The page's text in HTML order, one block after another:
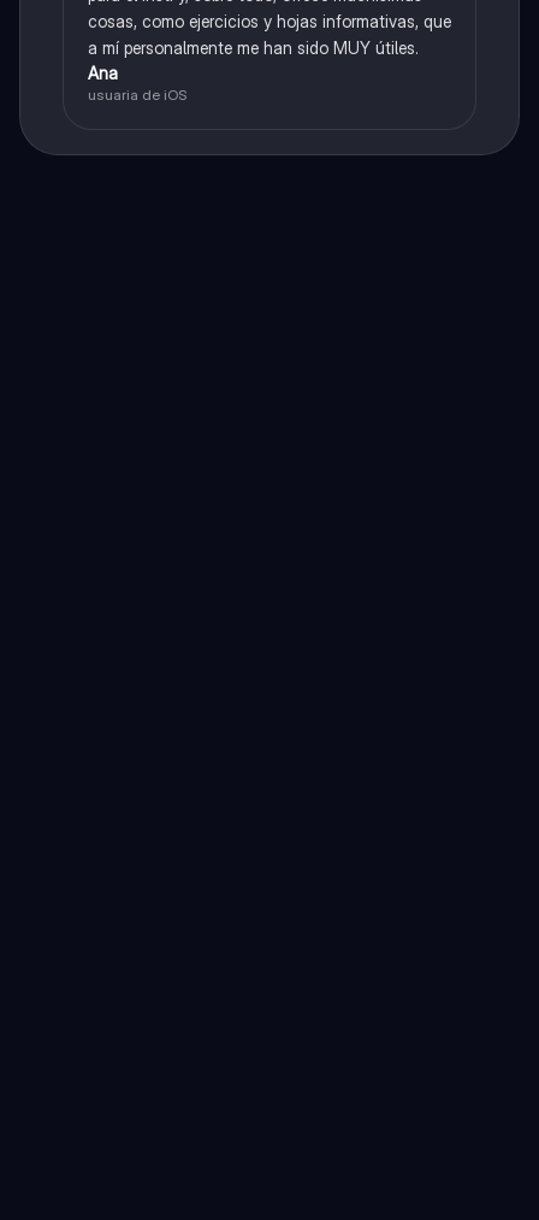
cosas, como ejercicios y hojas informativas, que
a mí personalmente me han sido MUY útiles.
Ana
usuaria de iOS